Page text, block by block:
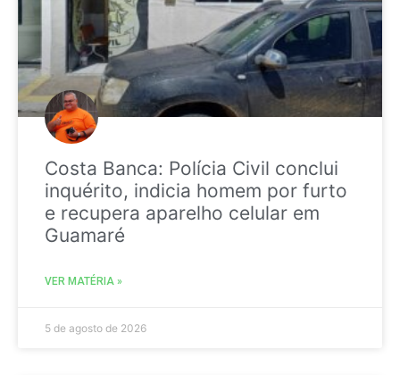
Costa Banca: Polícia Civil conclui
inquérito, indicia homem por furto
e recupera aparelho celular em
Guamaré
VER MATÉRIA »
5 de agosto de 2026